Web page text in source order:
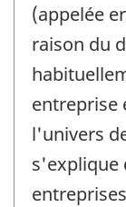
(appelée
raison du
entreprise
l'univers
s'explique